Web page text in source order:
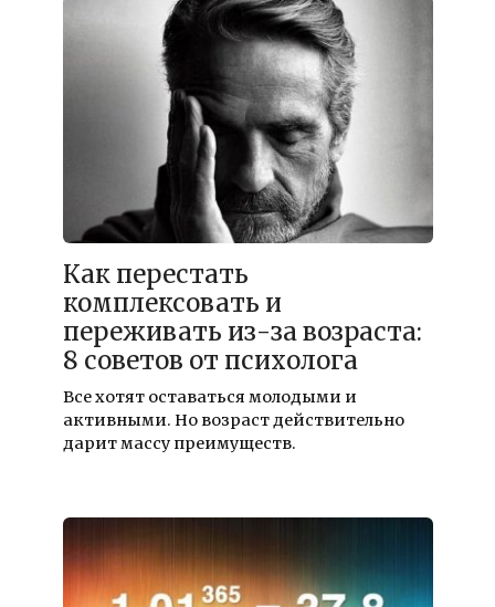
Как перестать
комплексовать и
переживать из-за возраста:
8 советов от психолога
Все хотят оставаться молодыми и
активными. Но возраст действительно
дарит массу преимуществ.